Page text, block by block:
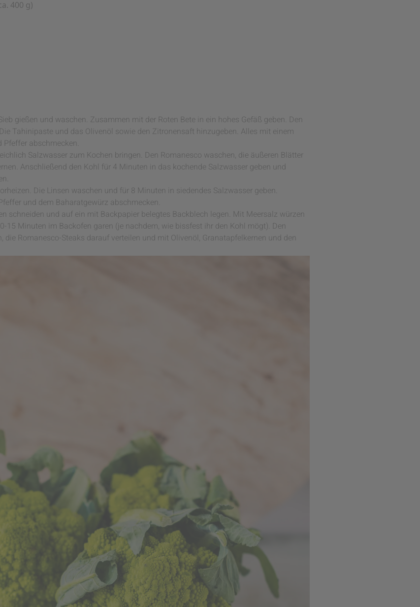
400 g)
gießen und waschen. Zusammen mit der Roten Bete in ein hohes Gefäß geben. Den
Tahinipaste und das Olivenöl sowie den Zitronensaft hinzugeben. Alles mit einem
abschmecken.
Salzwasser zum Kochen bringen. Den Romanesco waschen, die äußeren Blätter
Anschließend den Kohl für 4 Minuten in das kochende Salzwasser geben und
Die Linsen waschen und für 8 Minuten in siedendes Salzwasser geben.
und dem Baharatgewürz abschmecken.
schneiden und auf ein mit Backpapier belegtes Backblech legen. Mit Meersalz würzen
15 Minuten im Backofen garen (je nachdem, wie bissfest ihr den Kohl mögt). Den
die Romanesco-Steaks darauf verteilen und mit Olivenöl, Granatapfelkernen und den